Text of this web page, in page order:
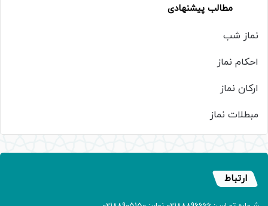
مطالب پیشنهادی
نماز شب
احکام نماز
ارکان نماز
مبطلات نماز
ارتباط